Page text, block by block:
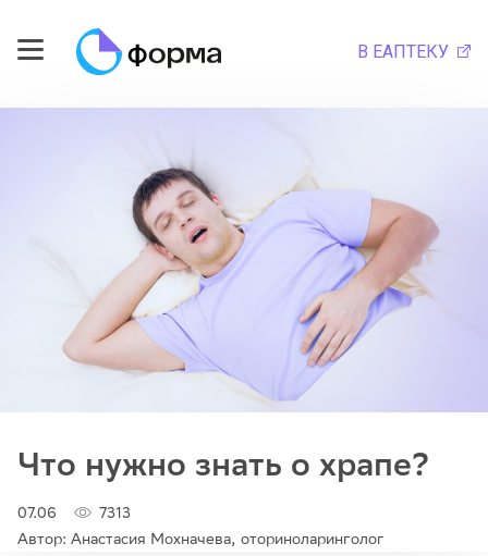
В ЕАПТЕКУ
Что нужно знать о храпе?
07.06
7313
Автор: Анастасия Мохначева, оториноларинголог